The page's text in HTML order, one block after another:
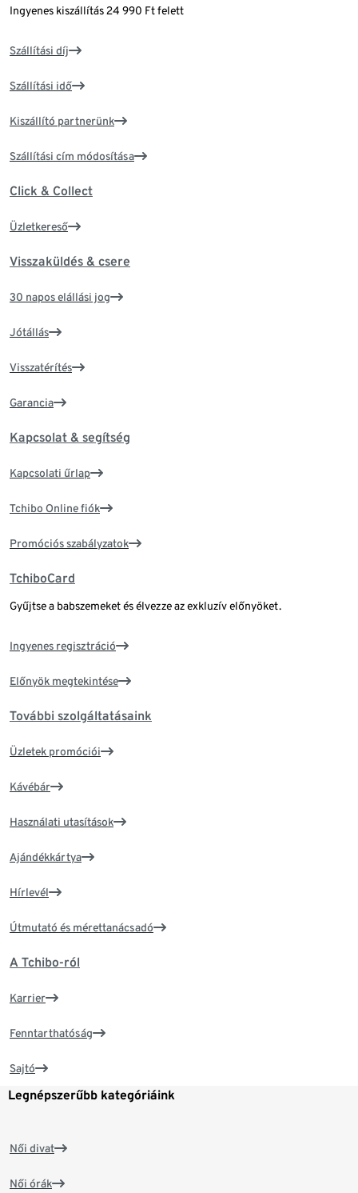
Ingyenes kiszállítás 24 990 Ft felett
Szállítási díj
Szállítási idő
Kiszállító partnerünk
Szállítási cím módosítása
Click & Collect
Üzletkereső
Visszaküldés & csere
30 napos elállási jog
Jótállás
Visszatérítés
Garancia
Kapcsolat & segítség
Kapcsolati űrlap
Tchibo Online fiók
Promóciós szabályzatok
TchiboCard
Gyűjtse a babszemeket és élvezze az exkluzív előnyöket.
Ingyenes regisztráció
Előnyök megtekintése
További szolgáltatásaink
Üzletek promóciói
Kávébár
Használati utasítások
Ajándékkártya
Hírlevél
Útmutató és mérettanácsadó
A Tchibo-ról
Karrier
Fenntarthatóság
Sajtó
Legnépszerűbb kategóriáink
Női divat
Női órák